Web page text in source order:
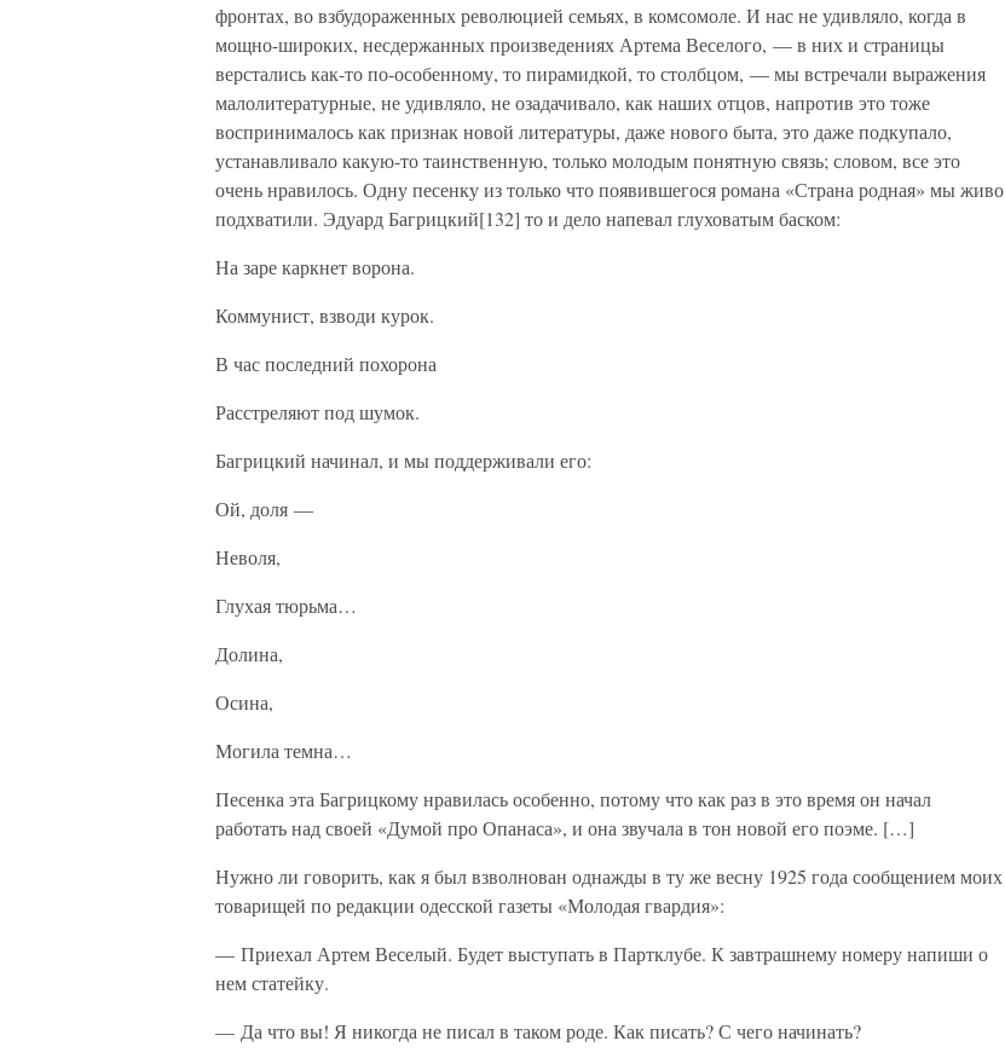
фронтах, во взбудораженных революцией семьях, в комсомоле. И нас не удивляло, когда в
мощно-широких, несдержанных произведениях Артема Веселого, — в них и страницы
верстались как-то по-особенному, то пирамидкой, то столбцом, — мы встречали выражения
малолитературные, не удивляло, не озадачивало, как наших отцов, напротив это тоже
воспринималось как признак новой литературы, даже нового быта, это даже подкупало,
устанавливало какую-то таинственную, только молодым понятную связь; словом, все это
очень нравилось. Одну песенку из только что появившегося романа «Страна родная» мы живо
подхватили. Эдуард Багрицкий[132] то и дело напевал глуховатым баском:
На заре каркнет ворона.
Коммунист, взводи курок.
В час последний похорона
Расстреляют под шумок.
Багрицкий начинал, и мы поддерживали его:
Ой, доля —
Неволя,
Глухая тюрьма…
Долина,
Осина,
Могила темна…
Песенка эта Багрицкому нравилась особенно, потому что как раз в это время он начал
работать над своей «Думой про Опанаса», и она звучала в тон новой его поэме. […]
Нужно ли говорить, как я был взволнован однажды в ту же весну 1925 года сообщением моих
товарищей по редакции одесской газеты «Молодая гвардия»:
— Приехал Артем Веселый. Будет выступать в Партклубе. К завтрашнему номеру напиши о
нем статейку.
— Да что вы! Я никогда не писал в таком роде. Как писать? С чего начинать?